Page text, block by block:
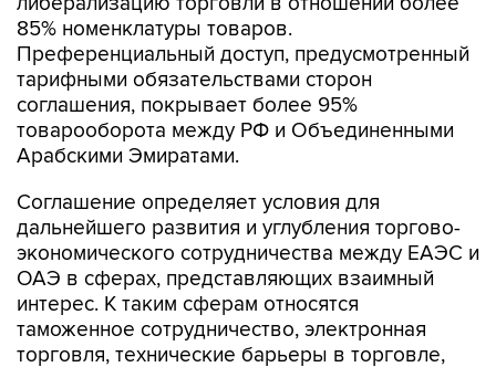
85% номенклатуры товаров.
Преференциальный доступ, предусмотренный
тарифными обязательствами сторон
соглашения, покрывает более 95%
товарооборота между РФ и Объединенными
Арабскими Эмиратами.
Соглашение определяет условия для
дальнейшего развития и углубления торгово-
экономического сотрудничества между ЕАЭС и
ОАЭ в сферах, представляющих взаимный
интерес. К таким сферам относятся
таможенное сотрудничество, электронная
торговля, технические барьеры в торговле,